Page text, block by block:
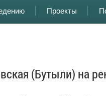
Проекты
(Бутыли) на